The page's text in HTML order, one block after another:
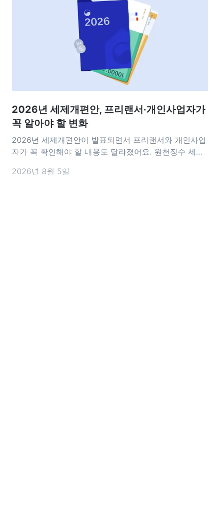
2026년 세제개편안, 프리랜서·개인사업자가
꼭 알아야 할 변화
2026년 세제개편안이 발표되면서 프리랜서와 개인사업
자가 꼭 확인해야 할 내용도 달라졌어요. 원천징수 세율
향을 줄 수 있는 변화가 담겼는데요. 이번 개편안에서 앞
2026년 8월 5일